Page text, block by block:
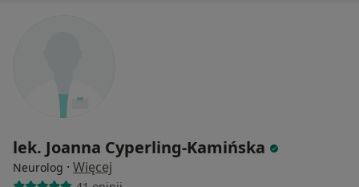
lek. Joanna Cyperling-Kamińska
Neurolog · Więcej